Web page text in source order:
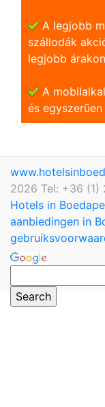
A legjobb
szállodák
legjobb
A
és
2026 Tel: +36 (1)
Hotels in
aanbiedingen in